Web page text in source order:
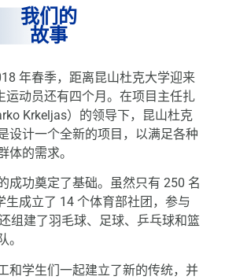
我们的
故事
年春季，距离昆山杜克大学迎来
运动员还有四个月。在项目主任扎
Krkeljas）的领导下，昆山杜克
设计一个全新的项目，以满足各种
体的需求。
成功奠定了基础。虽然只有 250 名
生成立了 14 个体育部社团，参与
组建了羽毛球、足球、乒乓球和篮
。
和学生们一起建立了新的传统，并